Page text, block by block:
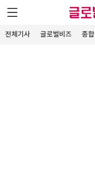
전체기사 글로벌비즈 종합